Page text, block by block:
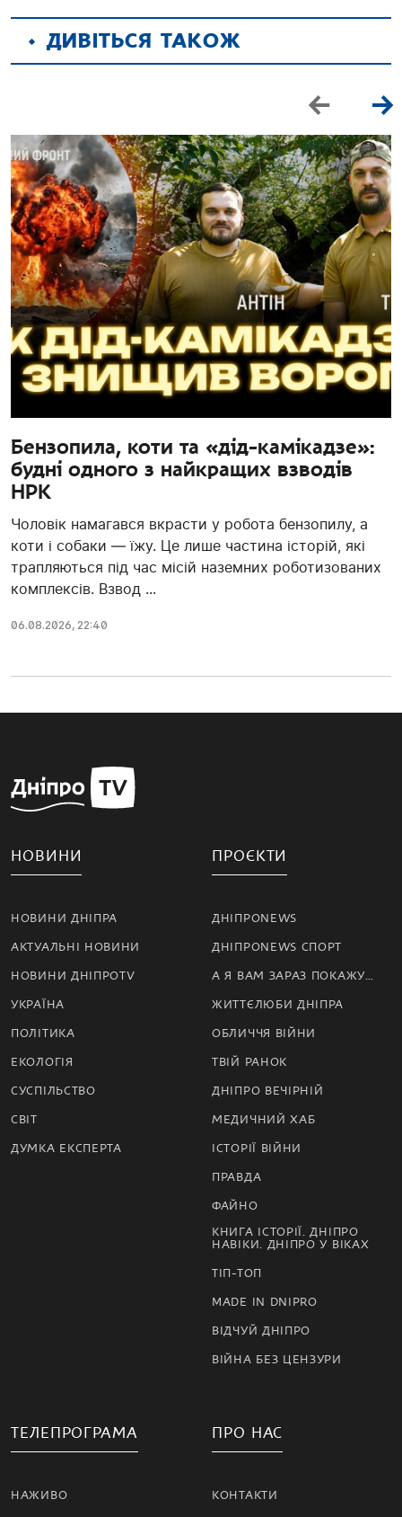
ДИВІТЬСЯ ТАКОЖ
Бензопила, коти та «дід-камікадзе»:
будні одного з найкращих взводів
НРК
Чоловік намагався вкрасти у робота бензопилу, а
коти і собаки — їжу. Це лише частина історій, які
трапляються під час місій наземних роботизованих
комплексів. Взвод ...
06.08.2026, 22:40
НОВИНИ
НОВИНИ ДНІПРА
АКТУАЛЬНІ НОВИНИ
НОВИНИ ДНІПРОTV
УКРАЇНА
ПОЛІТИКА
ЕКОЛОГІЯ
СУСПІЛЬСТВО
СВІТ
ДУМКА ЕКСПЕРТА
ПРОЄКТИ
ДНІПРОNEWS
ДНІПРОNEWS СПОРТ
А Я ВАМ ЗАРАЗ ПОКАЖУ…
ЖИТТЄЛЮБИ ДНІПРА
ОБЛИЧЧЯ ВІЙНИ
ТВІЙ РАНОК
ДНІПРО ВЕЧІРНІЙ
МЕДИЧНИЙ ХАБ
ІСТОРІЇ ВІЙНИ
ПРАВДА
ФАЙНО
КНИГА ІСТОРІЇ. ДНІПРО
НАВІКИ. ДНІПРО У ВІКАХ
ТІП-ТОП
MADE IN DNIPRO
ВІДЧУЙ ДНІПРО
ВІЙНА БЕЗ ЦЕНЗУРИ
ТЕЛЕПРОГРАМА
НАЖИВО
ПРО НАС
КОНТАКТИ